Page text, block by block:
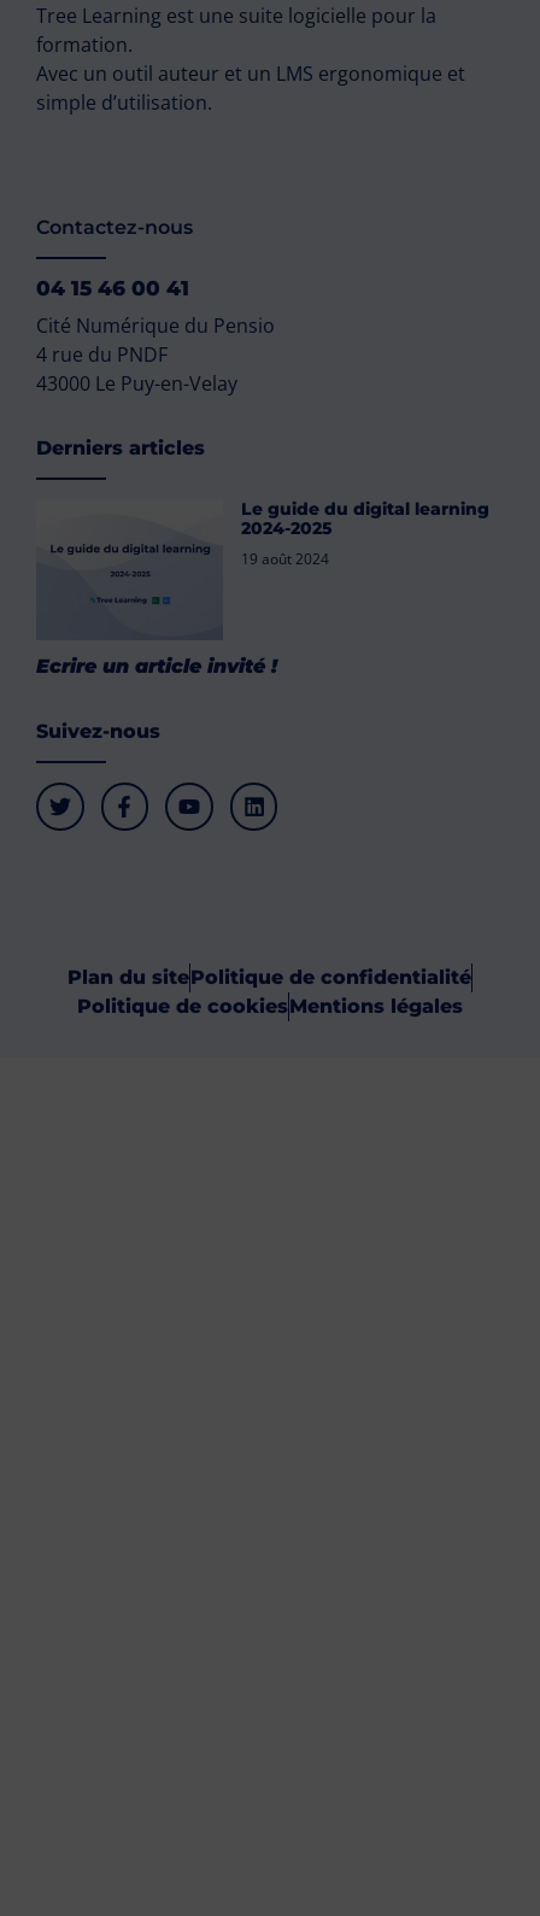
Tree Learning est une suite logicielle pour la
formation.
Avec un outil auteur et un LMS ergonomique et
simple d’utilisation.
Contactez-nous
04 15 46 00 41
Cité Numérique du Pensio
4 rue du PNDF
43000 Le Puy-en-Velay
Derniers articles
Le guide du digital learning
2024-2025
19 août 2024
Ecrire un article invité !
Suivez-nous
Plan du sitePolitique de confidentialité
Politique de cookiesMentions légales